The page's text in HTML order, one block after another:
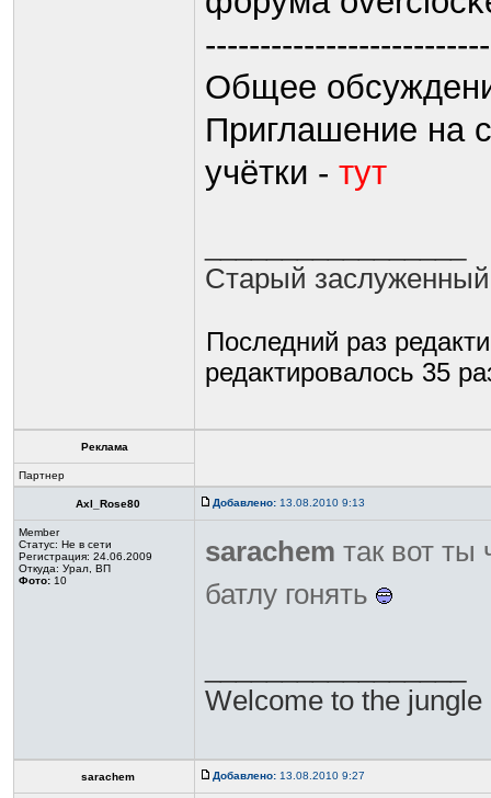
Общее
Приглашение на
учётки - тут
Старый заслуженный
Последний раз
редактировалось 35
Реклама
Партнер
Axl_Rose80 Добавлено: 13.08.2010 9:13
Member
Статус: Не в сети
Регистрация: 24.06.2009
Откуда: Урал, ВП
Фото: 10
sarachem так вот
батлу гонять
Welcome to the jungle
sarachem Добавлено: 13.08.2010 9:27